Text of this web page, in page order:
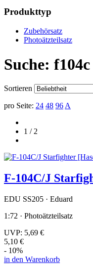
Produkttyp
Zubehörsatz
Photoätzteilsatz
Suche:
Sortieren
pro Seite: 24 48 96 A
1 / 2
F-104C/J
EDU SS205 · Eduard
1:72 · Photoätzteilsatz
UVP: 5,69 €
5,10 €
- 10%
in den Warenkorb